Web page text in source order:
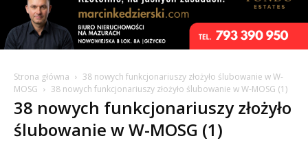
Strona główna
38 nowych funkcjonariuszy złożyło ślubowanie w W-
MOSG
38 nowych funkcjonariuszy złożyło ślubowanie w W-MOSG (1)
38 nowych funkcjonariuszy złożyło
ślubowanie w W-MOSG (1)